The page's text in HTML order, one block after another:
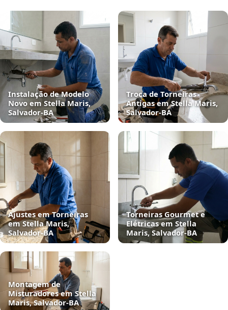
Instalação de Modelo
Novo em Stella Maris,
Salvador‑BA
Troca de Torneiras
Antigas em Stella Maris,
Salvador‑BA
Ajustes em Torneiras
em Stella Maris,
Salvador‑BA
Torneiras Gourmet e
Elétricas em Stella
Maris, Salvador‑BA
Montagem de
Misturadores em Stella
Maris, Salvador‑BA